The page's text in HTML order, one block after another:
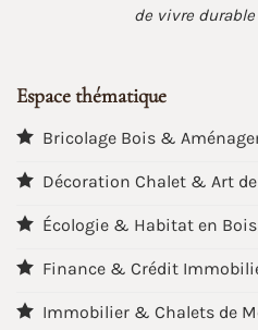
de vivre
Espace thématique
Bricolage Bois &
Décoration Chalet & Art
Écologie & Habitat en Bois
Finance & Crédit
Immobilier & Chalets de